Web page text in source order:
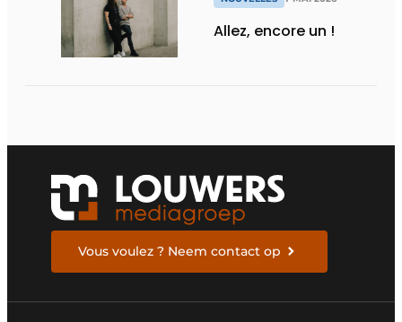
Allez, encore un !
Vous voulez ? Neem contact op